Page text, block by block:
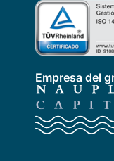
Empresa del